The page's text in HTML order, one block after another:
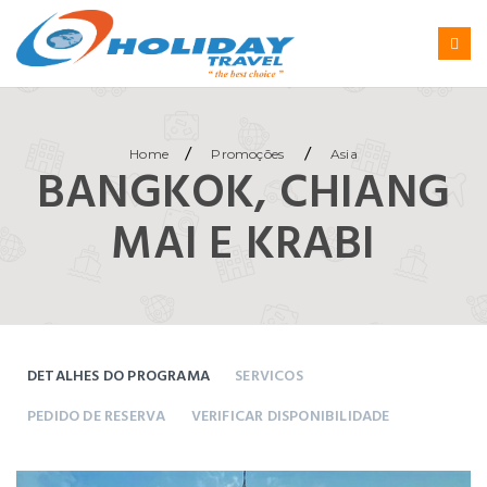
Home / Promoções / Asia
BANGKOK, CHIANG
MAI E KRABI
DETALHES DO PROGRAMA
SERVICOS
PEDIDO DE RESERVA
VERIFICAR DISPONIBILIDADE